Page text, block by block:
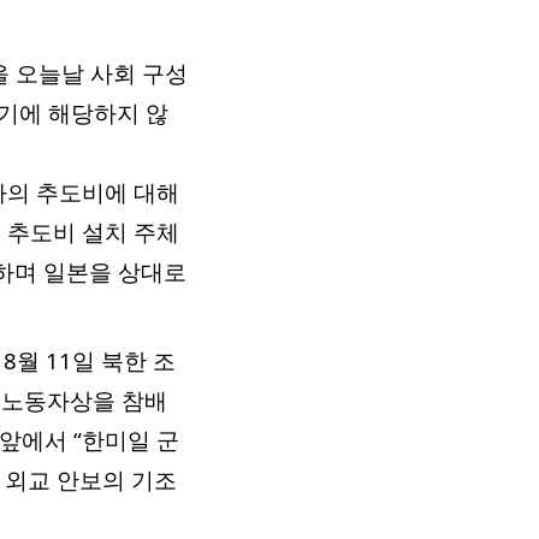
오늘날 사회 구성
에 해당하지 않
추도비에 대해
도비 설치 주체
며 일본을 상대로
월 11일 북한 조
동자상을 참배
에서 “한미일 군
교 안보의 기조